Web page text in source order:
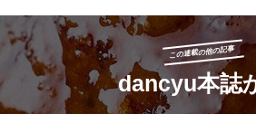
この連載の他の記事
dancyu本誌